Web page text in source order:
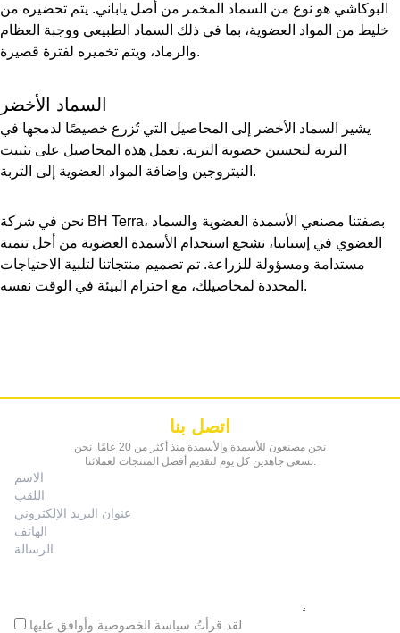
البوكاشي هو نوع من السماد المخمر من أصل ياباني. يتم تحضيره من
خليط من المواد العضوية، بما في ذلك السماد الطبيعي ووجبة العظام
والرماد، ويتم تخميره لفترة قصيرة.
السماد الأخضر
يشير السماد الأخضر إلى المحاصيل التي تُزرع خصيصًا لدمجها في
التربة لتحسين خصوبة التربة. تعمل هذه المحاصيل على تثبيت
النيتروجين وإضافة المواد العضوية إلى التربة.
نحن في شركة BH Terra، بصفتنا مصنعي الأسمدة العضوية والسماد
العضوي في إسبانيا، نشجع استخدام الأسمدة العضوية من أجل تنمية
مستدامة ومسؤولة للزراعة. تم تصميم منتجاتنا لتلبية الاحتياجات
المحددة لمحاصيلك، مع احترام البيئة في الوقت نفسه.
اتصل بنا
نحن مصنعون للأسمدة والأسمدة منذ أكثر من 20 عامًا. نحن
نسعى جاهدين كل يوم لتقديم أفضل المنتجات لعملائنا.
لقد قرأتُ سياسة الخصوصية وأوافق عليها